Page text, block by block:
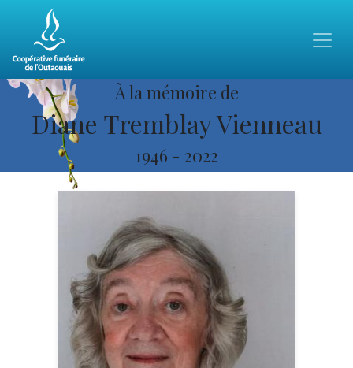
À la mémoire de
Diane Tremblay Vienneau
1946 - 2022